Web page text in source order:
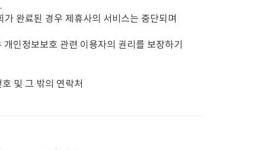
완료된 경우 제휴사의 서비스는 중단되며
인정보보호 관련 이용자의 권리를 보장하기
및 그 밖의 연락처